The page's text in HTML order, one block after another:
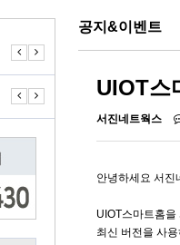
공지&이벤트
UIOT스
서진네트웍스
안녕하세요 서진
UIOT스마트홈
최신 버전을 사
KW-310SL 고속 무선충…
유니콘 BK-1200SB(휴… 유니